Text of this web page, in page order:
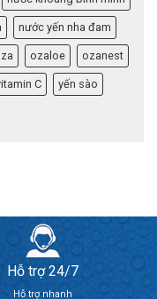
nước yến nha đam
ozaloe ozanest
C yến sào
Hỗ trợ 24/7
Hỗ trợ nhanh